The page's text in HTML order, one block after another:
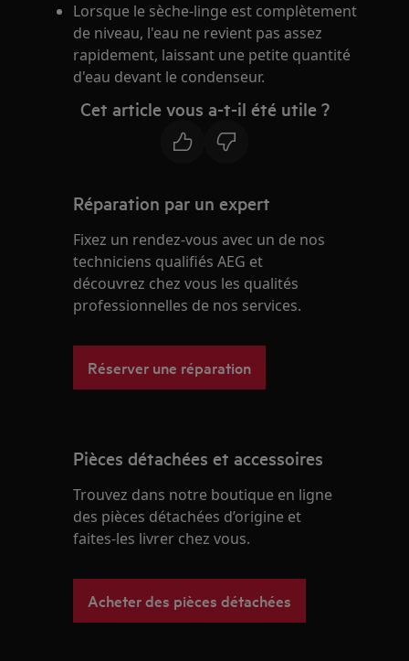
Lorsque le sèche-linge est complètement
de niveau, l'eau ne revient pas assez
rapidement, laissant une petite quantité
d'eau devant le condenseur.
Cet article vous a-t-il été utile ?
Réparation par un expert
Fixez un rendez-vous avec un de nos
techniciens qualifiés AEG et
découvrez chez vous les qualités
professionnelles de nos services.
Réserver une réparation
Pièces détachées et accessoires
Trouvez dans notre boutique en ligne
des pièces détachées d’origine et
faites-les livrer chez vous.
Acheter des pièces détachées